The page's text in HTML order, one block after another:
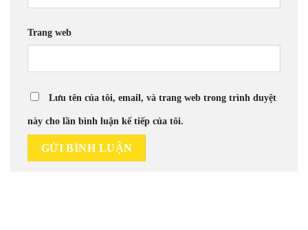
Trang web
Lưu tên của tôi, email, và trang web trong trình duyệt
này cho lần bình luận kế tiếp của tôi.